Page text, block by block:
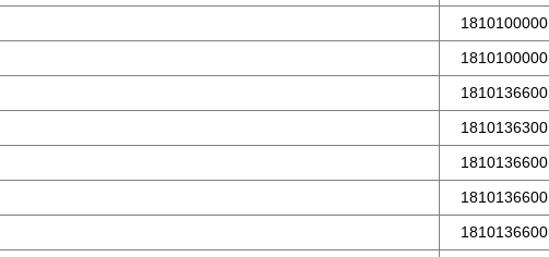
1810100000
1810100000
1810136600
1810136300
1810136600
1810136600
1810136600